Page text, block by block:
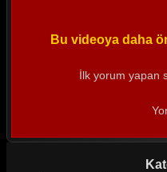
Bu videoya daha
İlk yorum yapan